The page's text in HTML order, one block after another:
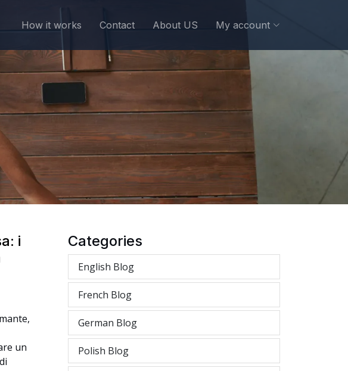
How it works Contact About US My account
i
un
Categories
English Blog
French Blog
German Blog
Polish Blog